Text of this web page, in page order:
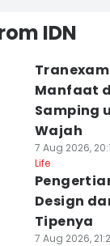
IDN
Manfaat
Samping
Wajah
7 Aug 2026,
Life
Design
Tipenya
7 Aug 2026,